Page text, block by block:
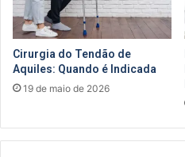
Cirurgia do Tendão de
Aquiles: Quando é Indicada
19 de maio de 2026